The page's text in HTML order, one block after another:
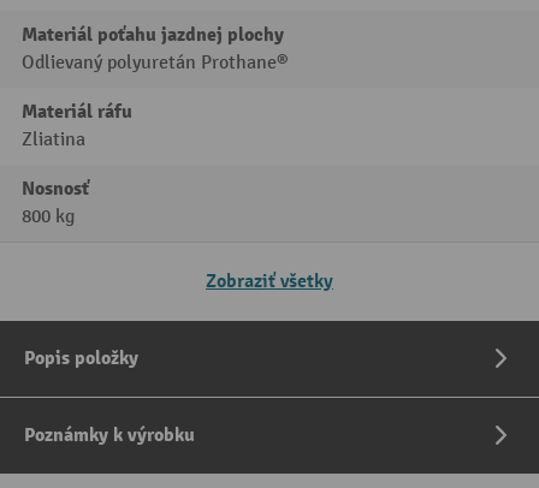
Materiál poťahu jazdnej plochy
Odlievaný polyuretán Prothane®
Materiál ráfu
Zliatina
Nosnosť
800 kg
Zobraziť všetky
Popis položky
Poznámky k výrobku